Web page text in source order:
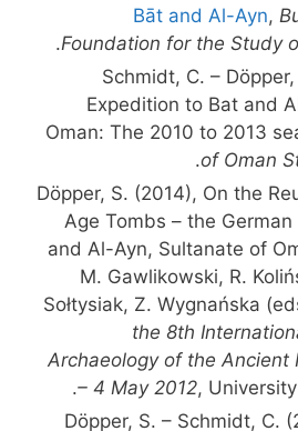
Bāt and Al-Ayn,
Foundation for the Study
Schmidt, C. –
Expedition to Bat and
Oman: The 2010 to 2013
of Oman
Döpper, S. (2014), On the
Age Tombs – the
and Al-Ayn, Sultanate of
M. Gawlikowski, R.
Sołtysiak, Z. Wygnańska
the 8th
Archaeology of the Ancient
– 4 May 2012,
Döpper, S. – Schmidt, C.